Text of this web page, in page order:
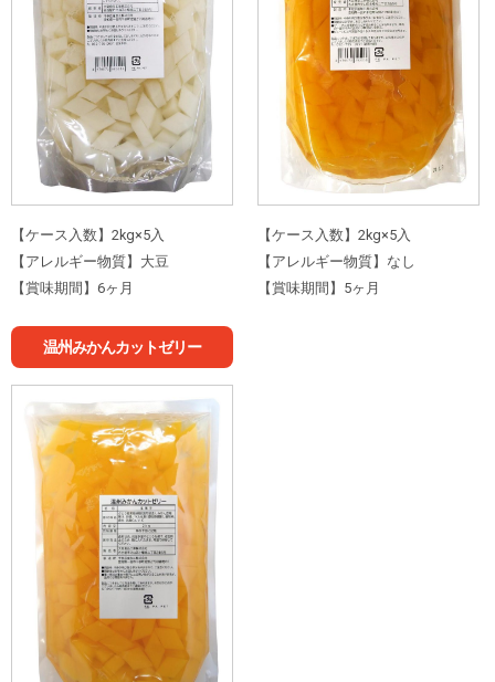
【ケース入数】2kg×5入
【アレルギー物質】大豆
【賞味期間】6ヶ月
【ケース入数】2kg×5入
【アレルギー物質】なし
【賞味期間】5ヶ月
温州みかんカットゼリー